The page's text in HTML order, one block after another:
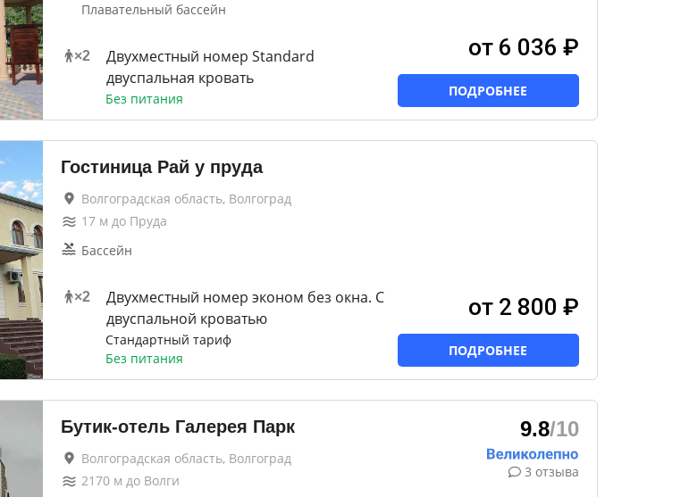
Плавательный бассейн
×2
Двухместный номер Standard
двуспальная кровать
Без питания
от 6 036 ₽
ПОДРОБНЕЕ
Гостиница Рай у пруда
Волгоградская область, Волгоград
17м до Пруда
Бассейн
×2
Двухместный номер эконом без окна. С
двуспальной кроватью
Стандартный тариф
Без питания
от 2 800 ₽
ПОДРОБНЕЕ
Бутик-отель Галерея Парк
Волгоградская область, Волгоград
2170м до Волги
9.8/10
3 отзыва